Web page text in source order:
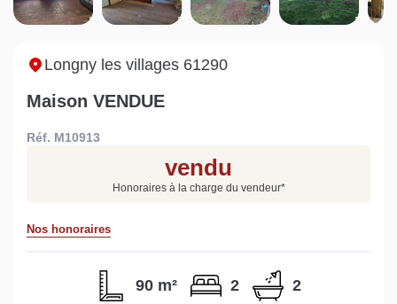
maison à Mortagne-au-
Perche
non viabilisé à Pré-en-
Pail ?
Rapide et gratuit, recevez votre estimation
Estimer mon bien maintenant
Longny les villages 61290
Maison VENDUE
Réf. M10913
vendu
Honoraires à la charge du vendeur*
Nos honoraires
90 m² 2 2